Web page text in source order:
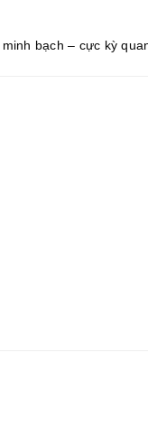
bạch – cực kỳ